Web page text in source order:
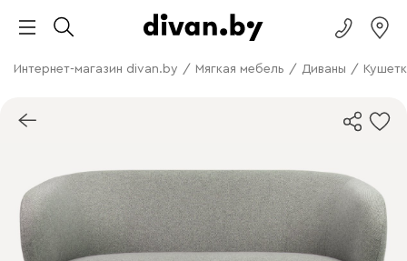
Интернет-магазин divan.by / Мягкая мебель / Диваны /